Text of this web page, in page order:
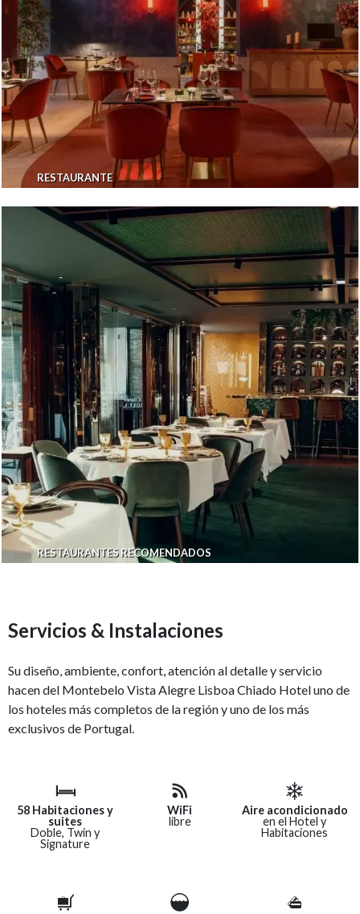
RESTAURANTE
RESTAURANTES RECOMENDADOS
Servicios & Instalaciones
Su diseño, ambiente, confort, atención al detalle y servicio
hacen del Montebelo Vista Alegre Lisboa Chiado Hoteluno de
los hoteles más completos de la región y uno de los más
exclusivos de Portugal.
58 Habitaciones y
suites
Doble, Twin y
Signature
WiFi
libre
Aire acondicionado
en el Hotel y
Habitaciones